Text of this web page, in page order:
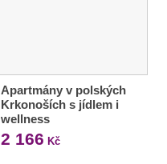
Apartmány v polských
Krkonoších s jídlem i
wellness
2 166 Kč